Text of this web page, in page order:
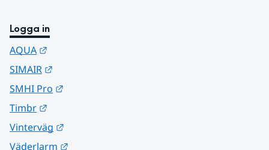
Logga in
AQUA
SIMAIR
SMHI Pro
Timbr
Vinterväg
Väderlarm